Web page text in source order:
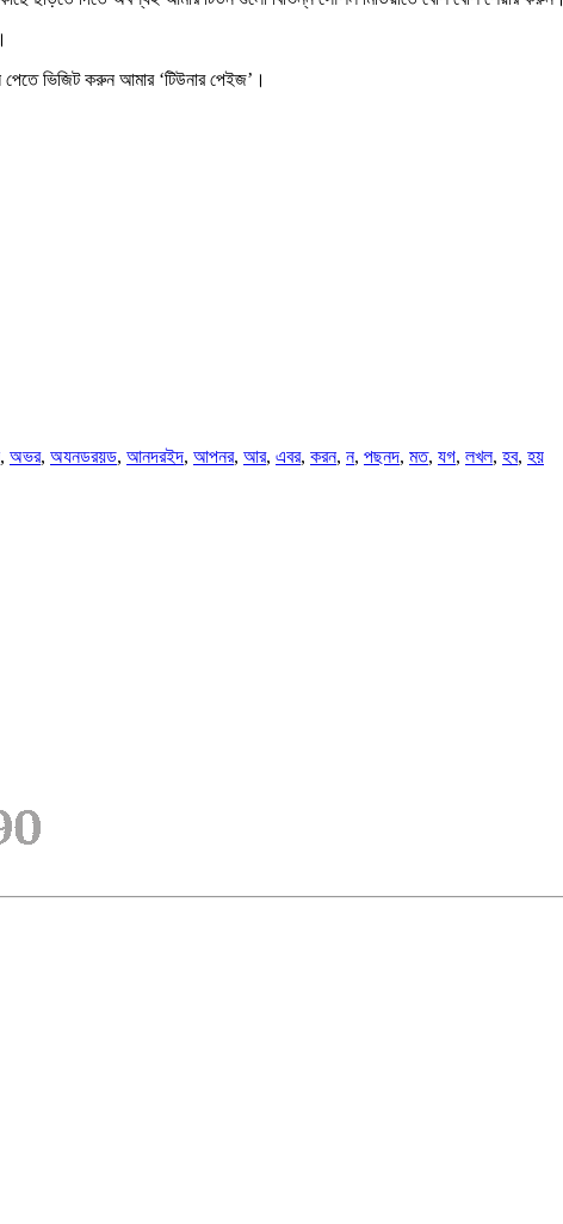
ভিজিট করুন আমার ‘টিউনার পেইজ’ ।
, অভর, অযনডরয়ড, আনদরইদ, আপনর, আর, এবর, করন, ন, পছনদ, মত, যগ, লখল, হব, হয়